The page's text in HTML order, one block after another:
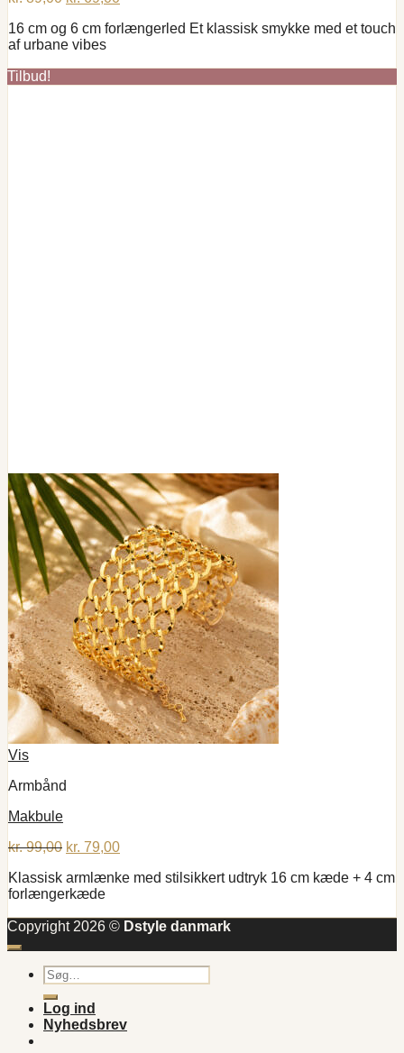
pris
var:
pris
16 cm og 6 cm forlængerled Et klassisk smykke med et touch
af urbane vibes
Tilbud!
Vis
Armbånd
Makbule
kr.99,00 Den
pris
var:
kr. 79,00Den
pris
Klassisk armlænke med stilsikkert udtryk 16 cm kæde + 4 cm
forlængerkæde
Copyright 2026 © Dstyle danmark
Søg
efter:
Log ind
Nyhedsbrev